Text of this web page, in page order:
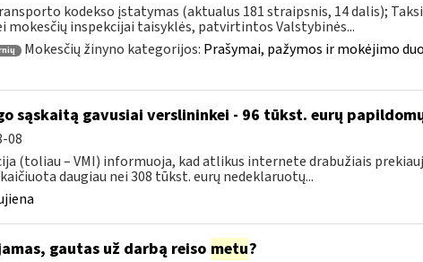
kodekso įstatymas (aktualus 181 straipsnis, 14 dalis);
mokesčių inspekcijai taisyklės, patvirtintos Valstybinės...
Mokesčių žinyno kategorijos: Prašymai, pažymos ir mokėjimo
sąskaitą gavusiai verslininkei - 96 tūkst. eurų
08
(toliau – VMI) informuoja, kad atlikus internete drabužiais
daugiau nei 308 tūkst. eurų nedeklaruotų...
gautas už darbą reiso metu?